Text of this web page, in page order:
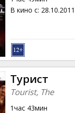
В кино с: 28.10.2011
Турист
Tourist, The
1час 43мин